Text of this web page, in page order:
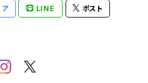
ア LINE ポスト